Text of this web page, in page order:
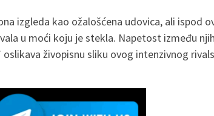
izgleda kao ožalošćena udovica, ali ispod
u moći koju je stekla. Napetost između
živopisnu sliku ovog intenzivnog